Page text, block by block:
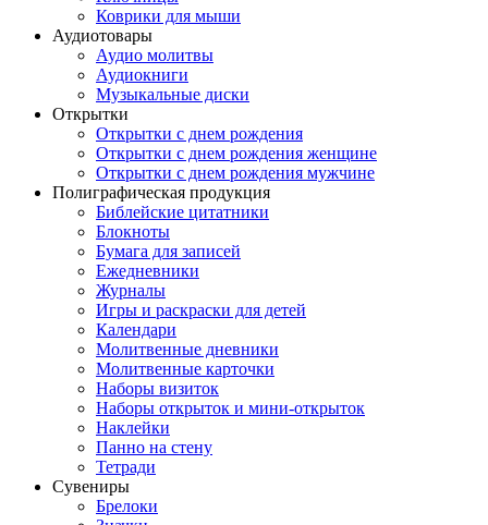
Коврики для мыши
Аудиотовары
Аудио молитвы
Аудиокниги
Музыкальные диски
Открытки
Открытки с днем рождения
Открытки с днем рождения женщине
Открытки с днем рождения мужчине
Полиграфическая продукция
Библейские цитатники
Блокноты
Бумага для записей
Ежедневники
Журналы
Игры и раскраски для детей
Календари
Молитвенные дневники
Молитвенные карточки
Наборы визиток
Наборы открыток и мини-открыток
Наклейки
Панно на стену
Тетради
Сувениры
Брелоки